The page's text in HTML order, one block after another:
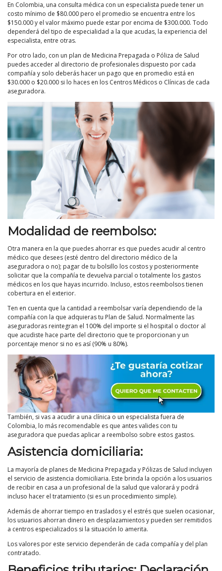
En Colombia, una consulta médica con un especialista puede tener un
costo mínimo de $80.000 pero el promedio se encuentra entre los
$150.000 y el valor máximo puede estar por encima de $300.000. Todo
dependerá del tipo de especialidad a la que acudas, la experiencia del
especialista, entre otras.
Por otro lado, con un plan de Medicina Prepagada o Póliza de Salud
puedes acceder al directorio de profesionales dispuesto por cada
compañía y solo deberás hacer un pago que en promedio está en
$30.000 o $20.000 si lo haces en los Centros Médicos o Clínicas de cada
aseguradora.
Modalidad de reembolso:
Otra manera en la que puedes ahorrar es que puedes acudir al centro
médico que desees (esté dentro del directorio médico de la
aseguradora o no); pagar de tu bolsillo los costos y posteriormente
solicitar que la compañía te devuelva parcial o totalmente los gastos
médicos en los que hayas incurrido. Incluso, estos reembolsos tienen
cobertura en el exterior.
Ten en cuenta que la cantidad a reembolsar varía dependiendo de la
compañía con la que adquieras tu Plan de Salud. Normalmente las
aseguradoras reintegran el 100% del importe si el hospital o doctor al
que acudiste hace parte del directorio que te proporcionan y un
porcentaje menor si no es así (90% u 80%).
También, si vas a acudir a una clínica o un especialista fuera de
Colombia, lo más recomendable es que antes valides con tu
aseguradora que puedas aplicar a reembolso sobre estos gastos.
Asistencia domiciliaria:
La mayoría de planes de Medicina Prepagada y Pólizas de Salud incluyen
el servicio de asistencia domiciliaria. Este brinda la opción a los usuarios
de recibir en casa a un profesional de la salud que valorará y podrá
incluso hacer el tratamiento (si es un procedimiento simple).
Además de ahorrar tiempo en traslados y el estrés que suelen ocasionar,
los usuarios ahorran dinero en desplazamientos y pueden ser remitidos
a centros especializados si la situación lo amerita.
Los valores por este servicio dependerán de cada compañía y del plan
contratado.